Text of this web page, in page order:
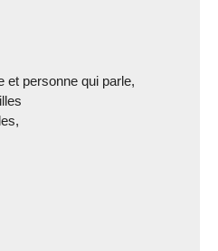
et personne qui parle,